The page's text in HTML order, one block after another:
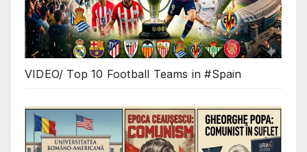
VIDEO/ Top 10 Football Teams in #Spain